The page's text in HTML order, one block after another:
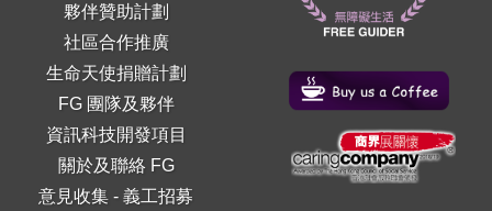
夥伴贊助計劃
社區合作推廣
生命天使捐贈計劃
FG 團隊及夥伴
資訊科技開發項目
關於及聯絡 FG
意見收集 -義工招募